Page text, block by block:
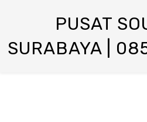
PUSAT
SURABAYA |